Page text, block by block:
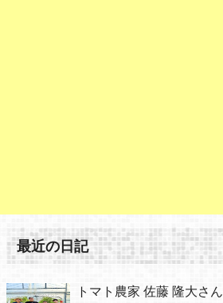
最近の日記
トマト農家 佐藤 隆大さん